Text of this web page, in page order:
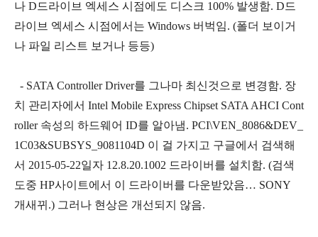
나 D드라이브 엑세스 시점에도 디스크 100% 발생함. D드
라이브 엑세스 시점에서는 Windows 버벅임. (폴더 보이거
나 파일 리스트 보거나 등등)
- SATA Controller Driver를 그나마 최신것으로 변경함. 장
치 관리자에서 Intel Mobile Express Chipset SATA AHCI Cont
roller 속성의 하드웨어 ID를 알아냄. PCI\VEN_8086&DEV_
1C03&SUBSYS_9081104D 이 걸 가지고 구글에서 검색해
서 2015-05-22일자 12.8.20.1002 드라이버를 설치함. (검색
도중 HP사이트에서 이 드라이버를 다운받았음… SONY
개새뀌.) 그러나 현상은 개선되지 않음.